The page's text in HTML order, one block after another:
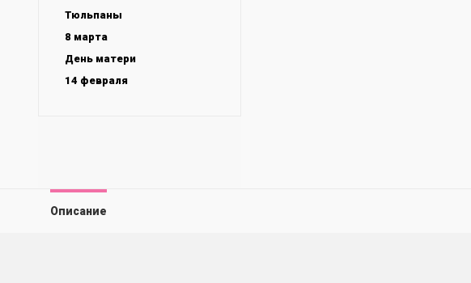
Тюльпаны
8 марта
День матери
14 февраля
Описание